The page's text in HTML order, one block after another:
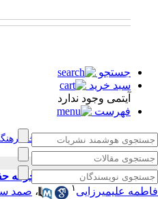
جستجو
سبد خرید
آیتمی وجود ندارد
فهرست
انتشارات پژوهشگاه میراث
مروری بر قواعد اخلاقی در حرفه
فاطمه علیمیرزایی ۱ ، صمد